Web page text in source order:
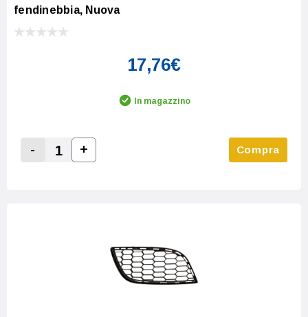
fendinebbia, Nuova
17,76€
In magazzino
Decrease Quantity:
-
Increase Quantity:
+ Compra